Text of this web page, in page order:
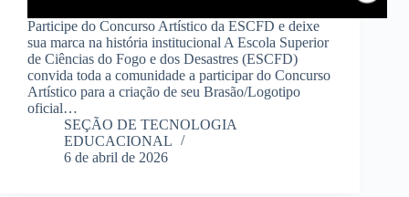
Participe do Concurso Artístico da ESCFD e deixe
sua marca na história institucional A Escola Superior
de Ciências do Fogo e dos Desastres (ESCFD)
convida toda a comunidade a participar do Concurso
Artístico para a criação de seu Brasão/Logotipo
oficial…
SEÇÃO DE TECNOLOGIA
EDUCACIONAL
6 de abril de 2026